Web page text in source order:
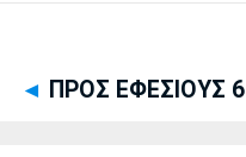
◄ ΠΡΟΣ ΕΦΕΣΙΟΥΣ 6